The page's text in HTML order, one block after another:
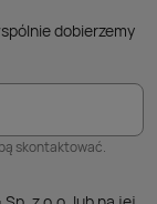
dobierzemy
skontaktować.